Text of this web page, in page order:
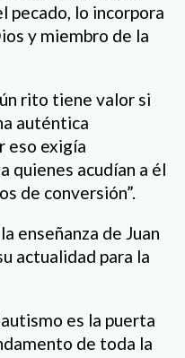
pecado, lo incorpora
y miembro de la
rito tiene valor si
auténtica
eso exigía
quienes acudían a él
de conversión”.
enseñanza de Juan
actualidad para la
es la puerta
de toda la